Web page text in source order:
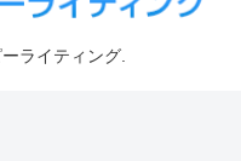
ライティング.